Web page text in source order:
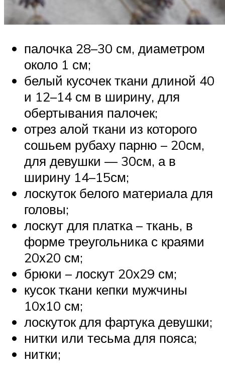
палочка 28–30 см, диаметром
около 1 см;
белый кусочек ткани длиной 40
и 12–14 см в ширину, для
обертывания палочек;
отрез алой ткани из которого
сошьем рубаху парню – 20см,
для девушки — 30см, а в
ширину 14–15см;
лоскуток белого материала для
головы;
лоскут для платка – ткань, в
форме треугольника с краями
20х20 см;
брюки – лоскут 20х29 см;
кусок ткани кепки мужчины
10х10 см;
лоскуток для фартука девушки;
нитки или тесьма для пояса;
нитки;